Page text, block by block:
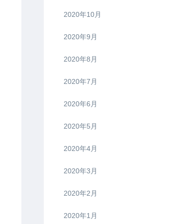
2020年10月
2020年9月
2020年8月
2020年7月
2020年6月
2020年5月
2020年4月
2020年3月
2020年2月
2020年1月